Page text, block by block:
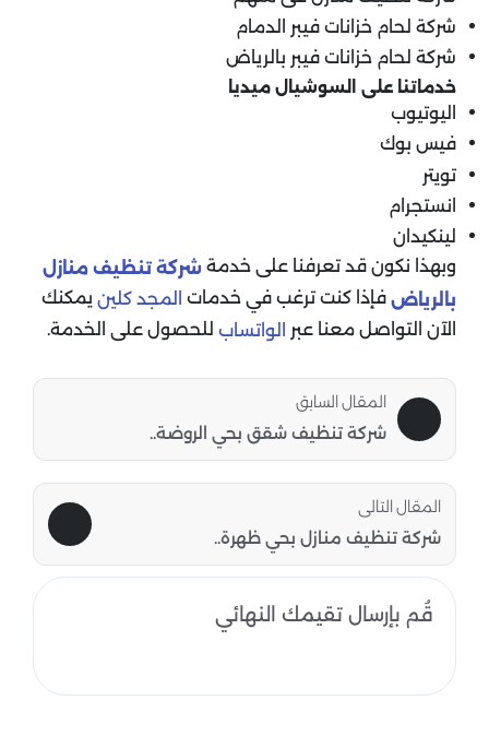
شركة لحام خزانات فيبر الدمام
شركة لحام خزانات فيبر بالرياض
خدماتنا على السوشيال ميديا
اليوتيوب
فيس بوك
تويتر
انستجرام
لينكيدان
وبهذا نكون قد تعرفنا على خدمة شركة تنظيف منازل
بالرياض فإذا كنت ترغب في خدمات المجد كلين يمكنك
الآن التواصل معنا عبر
الواتساب للحصول على الخدمة.
المقال السابق
شركة تنظيف شقق بحي الروضة..
المقال التالى
شركة تنظيف منازل بحي ظهرة..
قُم بإرسال تقيمك النهائي